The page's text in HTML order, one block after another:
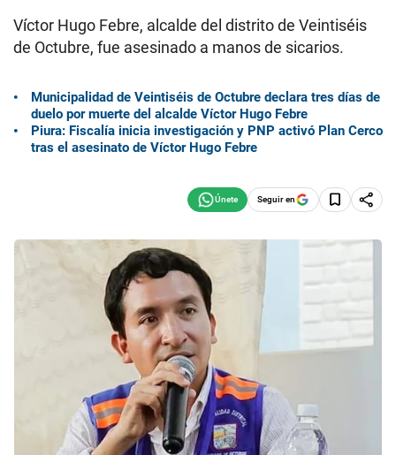
Víctor Hugo Febre, alcalde del distrito de Veintiséis
de Octubre, fue asesinado a manos de sicarios.
Municipalidad de Veintiséis de Octubre declara tres días de
duelo por muerte del alcalde Víctor Hugo Febre
Piura: Fiscalía inicia investigación y PNP activó Plan Cerco
tras el asesinato de Víctor Hugo Febre
Seguir en